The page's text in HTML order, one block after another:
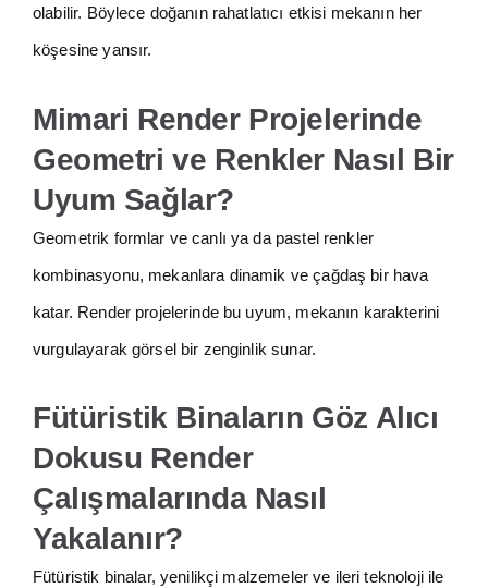
olabilir. Böylece doğanın rahatlatıcı etkisi mekanın her
köşesine yansır.
Mimari Render Projelerinde
Geometri ve Renkler Nasıl Bir
Uyum Sağlar?
Geometrik formlar ve canlı ya da pastel renkler
kombinasyonu, mekanlara dinamik ve çağdaş bir hava
katar. Render projelerinde bu uyum, mekanın karakterini
vurgulayarak görsel bir zenginlik sunar.
Fütüristik Binaların Göz Alıcı
Dokusu Render
Çalışmalarında Nasıl
Yakalanır?
Fütüristik binalar, yenilikçi malzemeler ve ileri teknoloji ile